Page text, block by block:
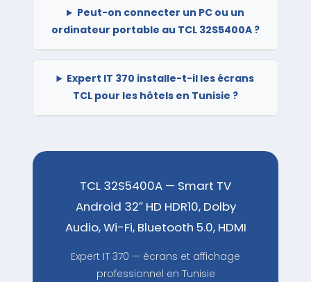
Peut-on connecter un PC ou un
ordinateur portable au TCL 32S5400A ?
Expert IT 370 installe-t-il les écrans
TCL pour les hôtels en Tunisie ?
TCL 32S5400A — Smart TV
Android 32″ HD HDR10, Dolby
Audio, Wi-Fi, Bluetooth 5.0, HDMI
Expert IT 370 — écrans et affichage
professionnel en Tunisie